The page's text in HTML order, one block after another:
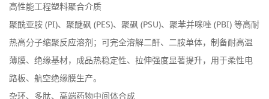
高性能工程塑料聚合介质
聚酰亚胺 (PI)、聚醚砜 (PES)、聚砜 (PSU)、聚苯并咪唑 (PBI) 等高耐
热高分子缩聚反应溶剂；可完全溶解二酐、二胺单体，制备耐高温
薄膜、绝缘基材，成品热稳定性、拉伸强度显著提升，用于柔性电
路板、航空绝缘膜生产。
杂环、多肽、高端药物中间体合成